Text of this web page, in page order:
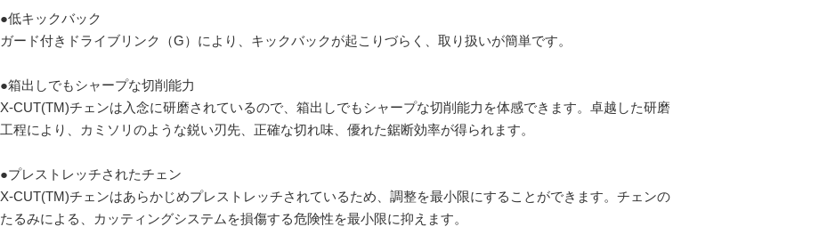
●低キックバック
ガード付きドライブリンク（G）により、キックバックが起こりづらく、取り扱いが簡単です。
●箱出しでもシャープな切削能力
X-CUT(TM)チェンは入念に研磨されているので、箱出しでもシャープな切削能力を体感できます。卓越した研磨
工程により、カミソリのような鋭い刃先、正確な切れ味、優れた鋸断効率が得られます。
●プレストレッチされたチェン
X-CUT(TM)チェンはあらかじめプレストレッチされているため、調整を最小限にすることができます。チェンの
たるみによる、カッティングシステムを損傷する危険性を最小限に抑えます。